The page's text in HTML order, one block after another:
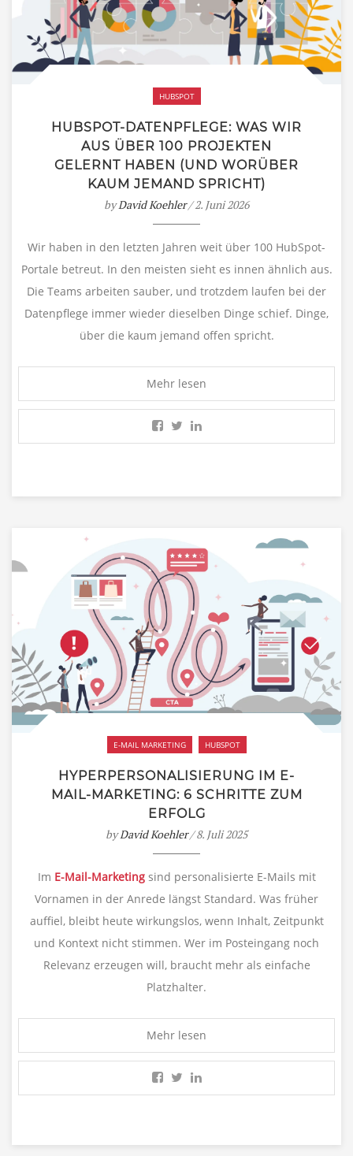
HUBSPOT
HUBSPOT-DATENPFLEGE: WAS WIR
AUS ÜBER 100 PROJEKTEN
GELERNT HABEN (UND WORÜBER
KAUM JEMAND SPRICHT)
byDavid Koehler/ 2. Juni 2026
Wir haben in den letzten Jahren weit über 100 HubSpot-
Portale betreut. In den meisten sieht es innen ähnlich aus.
Die Teams arbeiten sauber, und trotzdem laufen bei der
Datenpflege immer wieder dieselben Dinge schief. Dinge,
über die kaum jemand offen spricht.
Mehr lesen
E-MAIL MARKETING HUBSPOT
HYPERPERSONALISIERUNG IM E-
MAIL-MARKETING: 6 SCHRITTE ZUM
ERFOLG
byDavid Koehler/ 8. Juli 2025
Im E-Mail-Marketingsind personalisierte E-Mails mit
Vornamen in der Anrede längst Standard. Was früher
auffiel, bleibt heute wirkungslos, wenn Inhalt, Zeitpunkt
und Kontext nicht stimmen. Wer im Posteingang noch
Relevanz erzeugen will, braucht mehr als einfache
Platzhalter.
Mehr lesen